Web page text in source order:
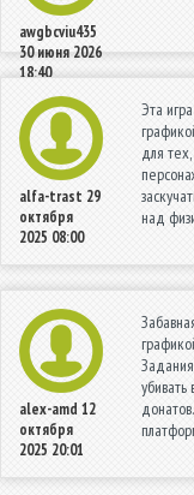
awgbcviu435
30 июня 2026
18:40
alfa-trast 29
октября
2025 08:00
Эта
для
над
alex-amd 12
октября
2025 20:01